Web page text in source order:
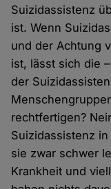
Suizidassistenz
ist. Wenn
und der Achtung
ist, lässt sich die
der
rechtfertigen?
Suizidassistenz
sie zwar schwer
Krankheit und